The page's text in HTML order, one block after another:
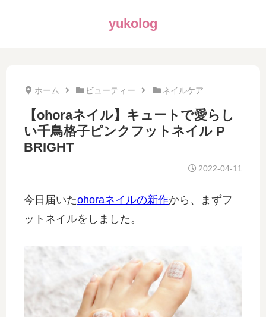
yukolog
ホーム ビューティー ネイルケア
【ohoraネイル】キュートで愛らし
い千鳥格子ピンクフットネイル P
BRIGHT
2022-04-11
今日届いたohoraネイルの新作から、まずフ
ットネイルをしました。